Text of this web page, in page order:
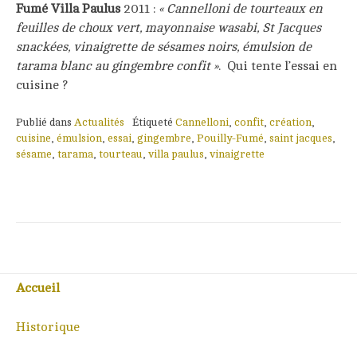
Fumé Villa Paulus 2011 : « Cannelloni de tourteaux en
feuilles de choux vert, mayonnaise wasabi, St Jacques
snackées, vinaigrette de sésames noirs, émulsion de
tarama blanc au gingembre confit ». Qui tente l’essai en
cuisine ?
Publié dans Actualités Étiqueté Cannelloni confit création
cuisine émulsion essai gingembre Pouilly-Fumé saint jacques
sésame tarama tourteau villa paulus vinaigrette
Accueil
Historique